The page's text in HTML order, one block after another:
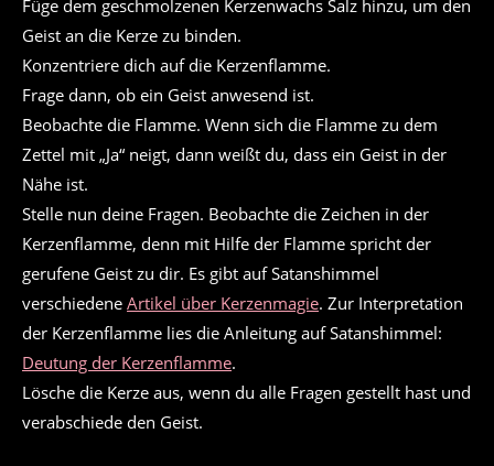
Füge dem geschmolzenen Kerzenwachs Salz hinzu, um den
Geist an die Kerze zu binden.
Konzentriere dich auf die Kerzenflamme.
Frage dann, ob ein Geist anwesend ist.
Beobachte die Flamme. Wenn sich die Flamme zu dem
Zettel mit „Ja“ neigt, dann weißt du, dass ein Geist in der
Nähe ist.
Stelle nun deine Fragen. Beobachte die Zeichen in der
Kerzenflamme, denn mit Hilfe der Flamme spricht der
gerufene Geist zu dir. Es gibt auf Satanshimmel
verschiedene Artikel über Kerzenmagie. Zur Interpretation
der Kerzenflamme lies die Anleitung auf Satanshimmel:
Deutung der Kerzenflamme.
Lösche die Kerze aus, wenn du alle Fragen gestellt hast und
verabschiede den Geist.